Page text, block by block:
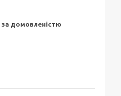
за домовленістю